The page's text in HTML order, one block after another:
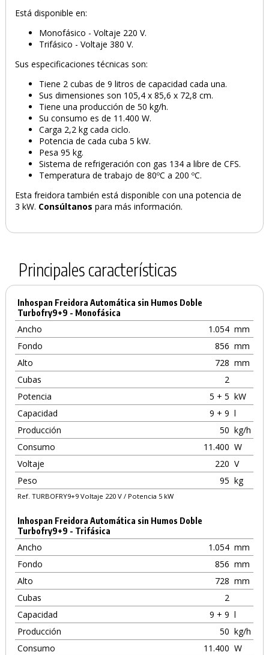
Está disponible en:
Monofásico - Voltaje 220 V.
Trifásico - Voltaje 380 V.
Sus especificaciones técnicas son:
Tiene 2 cubas de 9 litros de capacidad cada una.
Sus dimensiones son 105,4 x 85,6 x 72,8 cm.
Tiene una producción de 50 kg/h.
Su consumo es de 11.400 W.
Carga 2,2 kg cada ciclo.
Potencia de cada cuba 5 kW.
Pesa 95 kg.
Sistema de refrigeración con gas 134 a libre de CFS.
Temperatura de trabajo de 80ºC a 200 ºC.
Esta freidora también está disponible con una potencia de
3 kW. Consúltanos para más información.
Principales características
Inhospan Freidora Automática sin Humos Doble
Turbofry9+9 - Monofásica
Ancho 1.054 mm
Fondo
856 mm
Alto
728 mm
Cubas
2
Potencia
5 + 5 kW
Capacidad
9 + 9 l
Producción
50 kg/h
Consumo
11.400 W
Voltaje
220 V
Peso
95 kg
Ref. TURBOFRY9+9 Voltaje 220 V / Potencia 5 kW
Inhospan Freidora Automática sin Humos Doble
Turbofry9+9 - Trifásica
Ancho 1.054 mm
Fondo
856 mm
Alto
728 mm
Cubas
2
Capacidad
9 + 9 l
Producción
50 kg/h
Consumo
11.400 W